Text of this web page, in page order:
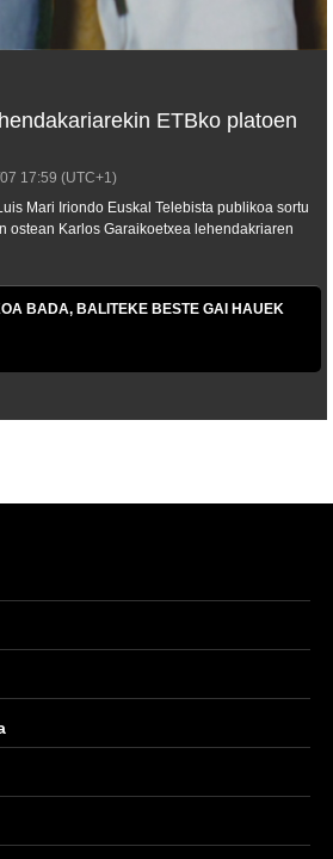
ETBko platoen
17:59 (UTC+1)
Mari Iriondo Euskal Telebista publikoa sortu
ostean Karlos Garaikoetxea lehendakriaren
BADA, BALITEKE BESTE GAI HAUEK